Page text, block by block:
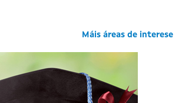
Máis áreas de interese